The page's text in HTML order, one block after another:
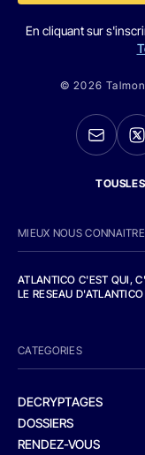
En cliquant sur
© 2026
MIEUX NOUS CONNAITRE
ATLANTICO C'EST QUI,
LE RESEAU D'ATLANTICO
CATEGORIES
DECRYPTAGES
DOSSIERS
RENDEZ-VOUS